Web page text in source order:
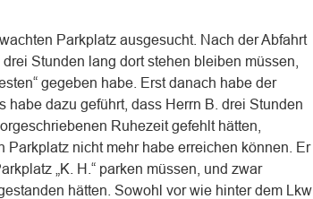
Parkplatz ausgesucht. Nach der Abfahrt
Stunden lang dort stehen bleiben müssen,
gegeben habe. Erst danach habe der
habe dazu geführt, dass Herrn B. drei Stunden
Ruhezeit gefehlt hätten,
nicht mehr habe erreichen können. Er
„K. H.“ parken müssen, und zwar
hätten. Sowohl vor wie hinter dem Lkw